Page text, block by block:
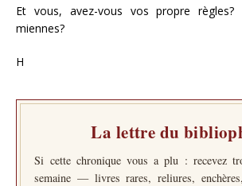
Et vous, avez-vous vos propre règles?
miennes?
H
La lettre du
Si cette chronique vous a plu : recevez
semaine — livres rares, reliures,